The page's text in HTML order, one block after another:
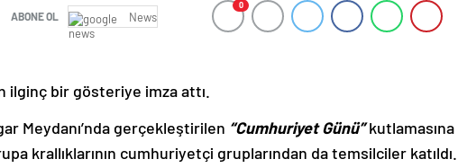
ABONE OL News
0
ilginç bir gösteriye imza attı.
Meydanı’nda gerçekleştirilen “Cumhuriyet Günü”kutlamasına
krallıklarının cumhuriyetçi gruplarından da temsilciler katıldı.